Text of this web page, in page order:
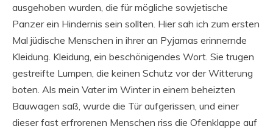
ausgehoben wurden, die für mögliche sowjetische
Panzer ein Hindernis sein sollten. Hier sah ich zum ersten
Mal jüdische Men­schen in ihrer an Pyjamas erinnernde
Kleidung. Kleidung, ein beschönigendes Wort. Sie trugen
gestreifte Lumpen, die keinen Schutz vor der Witterung
boten. Als mein Vater im Winter in einem beheizten
Bauwagen saß, wurde die Tür aufgerissen, und einer
dieser fast erfrorenen Menschen riss die Ofenklappe auf